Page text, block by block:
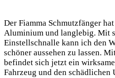
Der Fiamma Schmutzfänger
Aluminium und langlebig. Mit
Einstellschnalle kann ich den
schöner aussehen zu lassen.
befindet sich jetzt ein
Fahrzeug und den schädlichen